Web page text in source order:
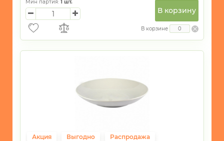
Мин партия: 1 шт.
В корзину
В корзине
Акция Выгодно Распродажа